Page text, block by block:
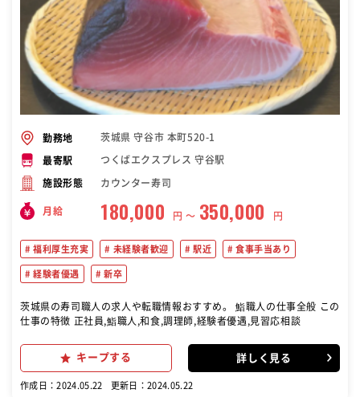
勤務地 茨城県 守谷市 本町520-1
最寄駅 つくばエクスプレス 守谷駅
施設形態 カウンター寿司
月給 180,000 円 〜 350,000 円
福利厚生充実 未経験者歓迎 駅近 食事手当あり
経験者優遇 新卒
茨城県の寿司職人の求人や転職情報おすすめ。 鮨職人の仕事全般 この
仕事の特徴 正社員,鮨職人,和食,調理師,経験者優遇,見習応相談
キープする 詳しく見る
作成日：2024.05.22 更新日：2024.05.22